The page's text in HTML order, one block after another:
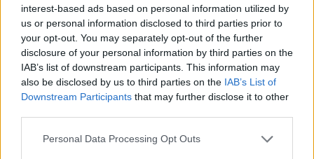
interest-based ads based on personal information utilized by
us or personal information disclosed to third parties prior to
your opt-out. You may separately opt-out of the further
disclosure of your personal information by third parties on the
IAB’s list of downstream participants. This information may
also be disclosed by us to third parties on the IAB’s List of
Downstream Participants that may further disclose it to other
Personal Data Processing Opt Outs
Facebook Twitter Email
Δημήτρης Θωμαδάκης
Κοπέλι από τα λίγα, ξεχνά βασικά πράγματα
χειριστήριο. Αρέσκεται στα πιο «ψαγμένα»